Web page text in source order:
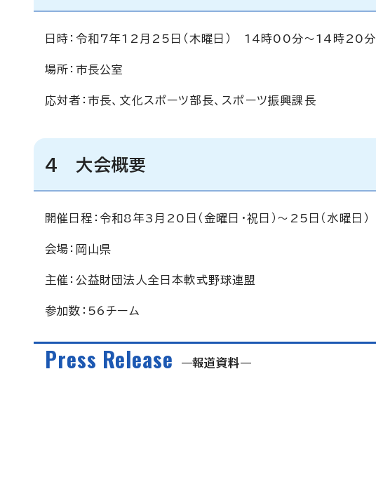
日時：令和7年12月25日（木曜日） 14時00分～14時20分
場所：市長公室
応対者：市長、文化スポーツ部長、スポーツ振興課長
4 大会概要
開催日程：令和8年3月20日（金曜日・祝日）～25日（水曜日）
会場：岡山県
主催：公益財団法人全日本軟式野球連盟
参加数：56チーム
Press Release 報道資料